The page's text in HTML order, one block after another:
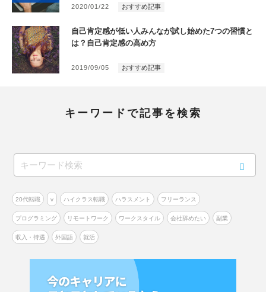
キーワードで記事を検索
20代転職 v ハイクラス転職 ハラスメント フリーランス
プログラミング リモートワーク ワークスタイル 会社辞めたい 副業
収入・待遇 外国語 就活
2020/01/22 おすすめ記事
自己肯定感が低い人みんなが試し始めた7つの習慣と
は？自己肯定感の高め方
2019/09/05 おすすめ記事